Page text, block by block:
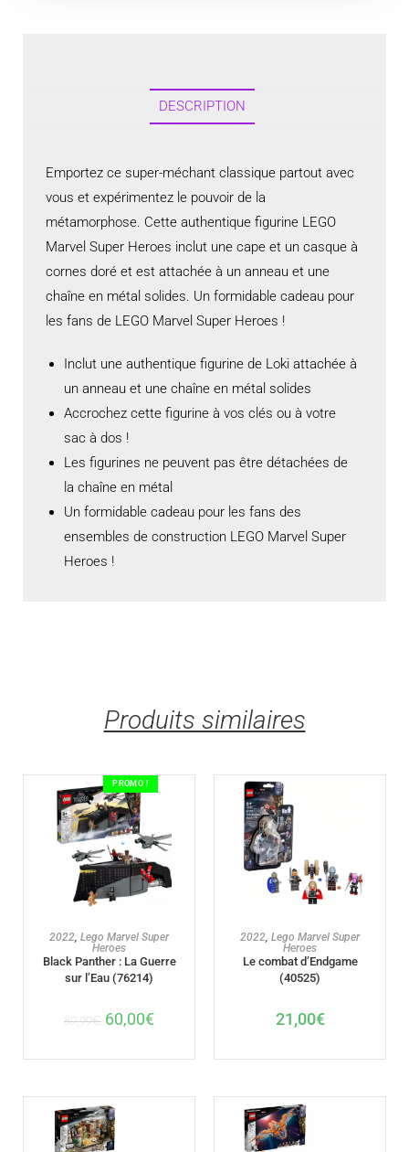
DESCRIPTION
Emportez ce super-méchant classique partout avec
vous et expérimentez le pouvoir de la
métamorphose. Cette authentique figurine LEGO
Marvel Super Heroes inclut une cape et un casque à
cornes doré et est attachée à un anneau et une
chaîne en métal solides. Un formidable cadeau pour
les fans de LEGO Marvel Super Heroes !
Inclut une authentique figurine de Loki attachée à
un anneau et une chaîne en métal solides
Accrochez cette figurine à vos clés ou à votre
sac à dos !
Les figurines ne peuvent pas être détachées de
la chaîne en métal
Un formidable cadeau pour les fans des
ensembles de construction LEGO Marvel Super
Heroes !
Produits similaires
PROMO !
AJOUTER AU PANIER
2022, Lego Marvel Super
Heroes
Black Panther : La Guerre
sur l’Eau (76214)
89,99€ 60,00€
AJOUTER AU PANIER
2022 Lego Marvel Super
Heroes
Le combat d’Endgame
(40525)
21,00€